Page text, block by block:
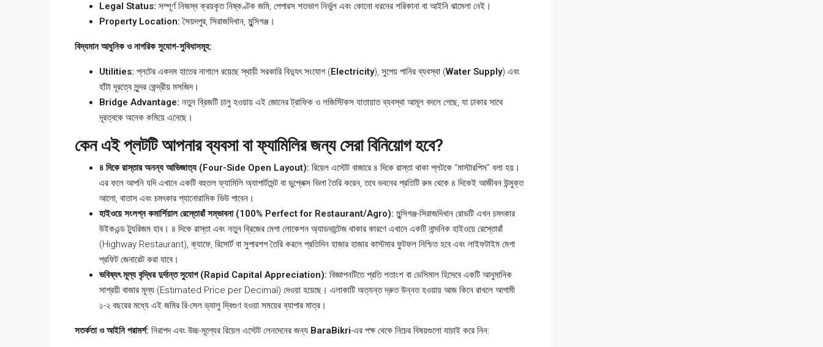
Legal Status: সম্পূর্ণ নিজস্ব ক্রয়কৃত নিষ্কণ্টক জমি, পেপারস শতভাগ নির্ভুল এবং কোনো ধরনের শরিকানা বা আইনি ঝামেলা নেই।
Property Location:সৈয়দপুর, সিরাজদিখান, মুন্সিগঞ্জ।
বিদ্যমান আধুনিক ও নাগরিক সুযোগ-সুবিধাসমূহ:
Utilities: প্লটের একদম হাতের নাগালে রয়েছে স্থায়ী সরকারি বিদ্যুৎ সংযোগ (Electricity), সুপেয় পানির ব্যবস্থা (Water Supply) এবং
হাঁটা দূরত্বে সুন্দর কেন্দ্রীয় মসজিদ।
Bridge Advantage: নতুন ব্রিজটি চালু হওয়ায় এই জোনের ট্রাফিক ও লজিস্টিকস যাতায়াত ব্যবস্থা আমূল বদলে গেছে, যা ঢাকার সাথে
দূরত্বকে অনেক কমিয়ে এনেছে।
কেন এই প্লটটি আপনার ব্যবসা বা ফ্যামিলির জন্য সেরা বিনিয়োগ হবে?
৪ দিকে রাস্তার অনন্য আভিজাত্য (Four-Side Open Layout): রিয়েল এস্টেট বাজারে ৪ দিকে রাস্তা থাকা প্লটকে “মাস্টারপিস” বলা হয়।
এর ফলে আপনি যদি এখানে একটি বহুতল ফ্যামিলি অ্যাপার্টমেন্ট বা ডুপ্লেক্স ভিলা তৈরি করেন, তবে ভবনের প্রতিটি রুম থেকে ৪ দিকেই আজীবন উন্মুক্ত
আলো, বাতাস এবং চমৎকার প্যানোরামিক ভিউ পাবেন।
হাইওয়ে সংলগ্ন কমার্শিয়াল রেস্তোরাঁ সম্ভাবনা (100% Perfect for Restaurant/Agro): মুন্সিগঞ্জ-সিরাজদিখান রোডটি এখন চমৎকার
উইকএন্ড ট্যুরিজম হাব। ৪ দিকে রাস্তা এবং নতুন ব্রিজের মেগা লোকেশন অ্যাডভান্টেজ থাকার কারণে এখানে একটি নান্দনিক হাইওয়ে রেস্তোরাঁ
(Highway Restaurant), ক্যাফে, রিসোর্ট বা সুপারশপ তৈরি করলে প্রতিদিন হাজার হাজার কাস্টমার ফুটফল নিশ্চিত হবে এবং লাইফটাইম মেগা
প্রফিট জেনারেট করা যাবে।
ভবিষ্যৎ মূল্য বৃদ্ধির দুর্দান্ত সুযোগ (Rapid Capital Appreciation): বিজ্ঞাপনটিতে প্রতি শতাংশ বা ডেসিমাল হিসেবে একটি আনুমানিক
সাশ্রয়ী বাজার মূল্য (Estimated Price per Decimal) দেওয়া হয়েছে। এলাকাটি অত্যন্ত দ্রুত উন্নত হওয়ায় আজ কিনে রাখলে আগামী
১-২ বছরের মধ্যে এই জমির রি-সেল ভ্যালু দ্বিগুণ হওয়া সময়ের ব্যাপার মাত্র।
সতর্কতা ও আইনি পরামর্শ: নিরাপদ এবং উচ্চ-মূল্যের রিয়েল এস্টেট লেনদেনের জন্য BaraBikri-এর পক্ষ থেকে নিচের বিষয়গুলো যাচাই করে নিন: